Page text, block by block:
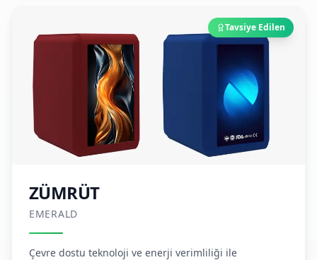
Tavsiye Edilen
ZÜMRÜT
EMERALD
Çevre dostu teknoloji ve enerji verimliliği ile